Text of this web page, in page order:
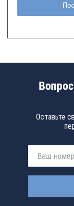
Оставьте